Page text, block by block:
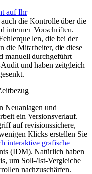
auf Ihr
auch die Kontrolle über die
internen Vorschriften.
die bei der
die Mitarbeiter, die diese
manuell durchgeführt
und haben zeitgleich
Neuanlagen und
ein Versionsverlauf.
auf revisionssichere,
Klicks erstellen Sie
interaktive grafische
(IDM). Natürlich haben
um Soll-/Ist-Vergleiche
nachzuschärfen.